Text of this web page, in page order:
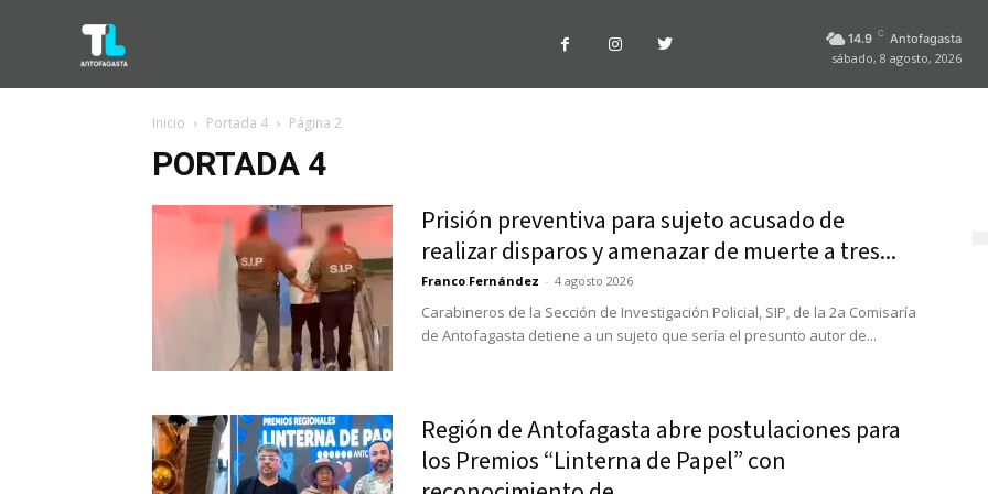
14.9 C Antofagasta
sábado, 8 agosto, 2026
Inicio Portada 4 Página 2
PORTADA 4
Prisión preventiva para sujeto acusado de
realizar disparos y amenazar de muerte a tres...
Franco Fernández - 4 agosto 2026
Carabineros de la Sección de Investigación Policial, SIP, de la 2a Comisaría
de Antofagasta detiene a un sujeto que sería el presunto autor de...
Región de Antofagasta abre postulaciones para
los Premios “Linterna de Papel” con